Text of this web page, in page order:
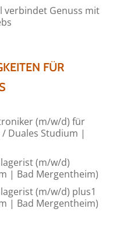
verbindet Genuss mit
FÜR
(m/w/d) für
Duales Studium |
(m/w/d)
| Bad Mergentheim)
(m/w/d) plus1
| Bad Mergentheim)